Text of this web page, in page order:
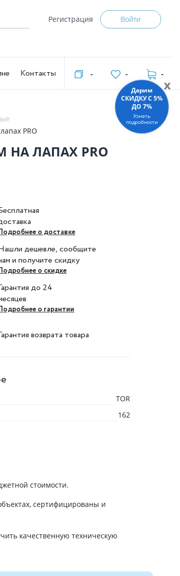
Регистрация Войти
Контакты - - -
PRO
НА ЛАПАХ PRO
о доставке
дешевле, сообщите
и получите скидку
о скидке
до 24
о гарантии
возврата товара
TOR
162
стоимости.
сертифицированы и
качественную техническую
x
Дарим
СКИДКУ C 5%
ДО 7%
Узнать
подробности